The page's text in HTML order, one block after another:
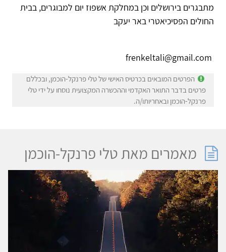
מתבגרים בירושלים וכן במחלקת אשפוז יום למבוגרים, בבית
החולים הפסיכיאטרי באר יעקב
הפרטים המובאים בכרטיס האישי של טלי פרנקל-הוכמן, ובכללם
פרטים בדבר התואר האקדמי וההכשרה המקצועית נוסחו על ידי טלי
פרנקל-הוכמן ובאחריותו/ה.
מאמרים מאת טלי פרנקל-הוכמן